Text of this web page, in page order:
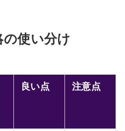
の使い分け
良い点 注意点